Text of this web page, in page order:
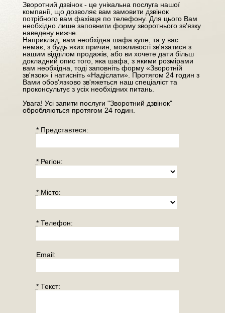
Зворотний дзвінок - це унікальна послуга нашої
компанії, що дозволяє вам замовити дзвінок
потрібного вам фахівця по телефону. Для цього Вам
необхідно лише заповнити форму зворотнього зв'язку
наведену нижче.
Наприклад, вам необхідна шафа купе, та у вас
немає, з будь яких причин, можливості зв'язатися з
нашим відділом продажів, або ви хочете дати більш
докладний опис того, яка шафа, з якими розмірами
вам необхідна, тоді заповніть форму «Зворотній
зв'язок» і натисніть «Надіслати». Протягом 24 годин з
Вами обов'язково зв'яжеться наш спеціаліст та
проконсультує з усіх необхідних питань.
Увага! Усі запити послуги "Зворотний дзвінок"
обробляються протягом 24 годин.
*Представтеся:
*Регiон:
*Місто:
*Телефон:
Email:
*Текст: